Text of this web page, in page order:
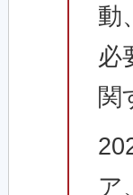
動
必
関
ア